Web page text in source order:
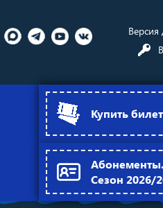
Версия
Купить
Абонементы.
Сезон 2026/